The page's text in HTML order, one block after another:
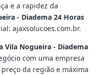
e a rapidez da
- Diadema 24 Horas
ajaxsolucoes.com.br.
Vila Nogueira - Diadema
com uma empresa
da região e máxima